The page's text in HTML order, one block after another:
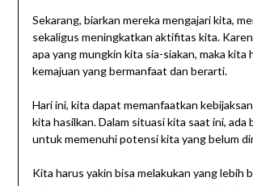
Sekarang, biarkan mereka mengajari kita,
sekaligus meningkatkan aktifitas kita.
apa yang mungkin kita sia-siakan, maka kita
kemajuan yang bermanfaat dan berarti.
Hari ini, kita dapat memanfaatkan
kita hasilkan. Dalam situasi kita saat ini, ada
untuk memenuhi potensi kita yang belum
Kita harus yakin bisa melakukan yang lebih